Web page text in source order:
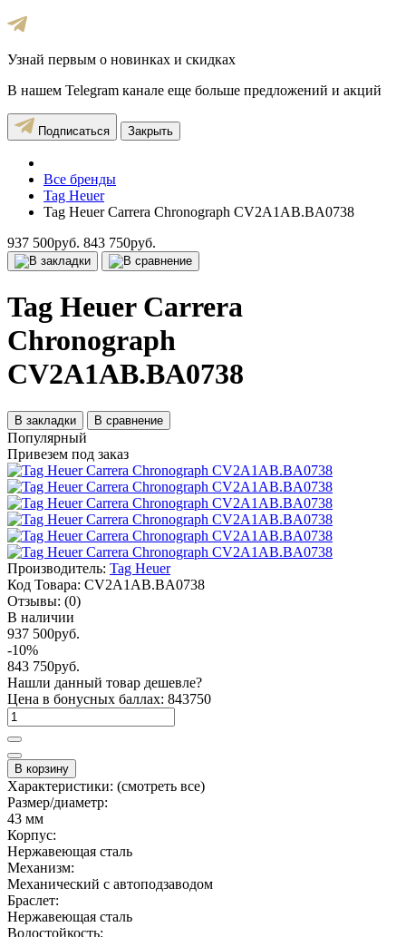
Узнай первым о новинках и скидках
В нашем Telegram канале еще больше предложений и акций
Подписаться Закрыть
Все бренды
Tag Heuer
Tag Heuer Carrera Chronograph CV2A1AB.BA0738
937 500руб. 843 750руб.
Tag Heuer Carrera
Chronograph
CV2A1AB.BA0738
В закладки В сравнение
Популярный
Привезем под заказ
Производитель: Tag Heuer
Код Товара: CV2A1AB.BA0738
Отзывы: (0)
В наличии
937 500руб.
-10%
843 750руб.
Нашли данный товар дешевле?
Цена в бонусных баллах: 843750
В корзину
Характеристики: (смотреть все)
Размер/диаметр:
43 мм
Корпус:
Нержавеющая сталь
Механизм:
Механический с автоподзаводом
Браслет:
Нержавеющая сталь
Водостойкость: